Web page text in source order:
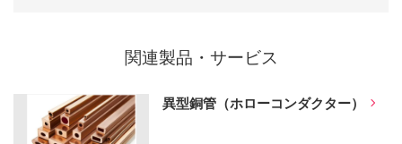
関連製品・サービス
異型銅管（ホローコンダクター）